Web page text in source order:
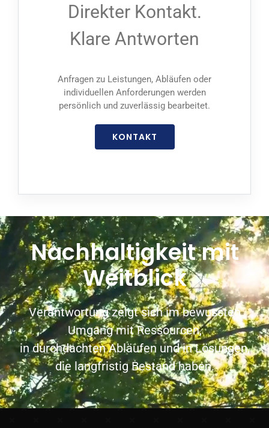
Direkter Kontakt.
Klare Antworten
Anfragen zu Leistungen, Abläufen oder
individuellen Anforderungen werden
persönlich und zuverlässig bearbeitet.
KONTAKT
Nachhaltigkeit mit
Weitblick
Verantwortung zeigt sich im bewussten
Umgang mit Ressourcen,
in durchdachten Abläufen und in Lösungen,
die langfristig Bestand haben.